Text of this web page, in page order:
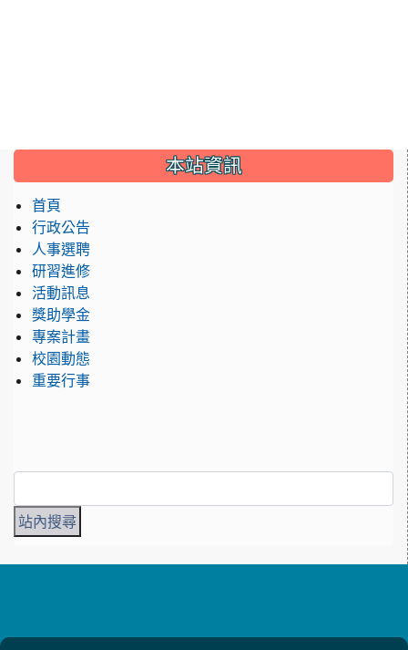
::: 本站資訊
首頁
行政公告
人事選聘
研習進修
活動訊息
獎助學金
專案計畫
校園動態
重要行事